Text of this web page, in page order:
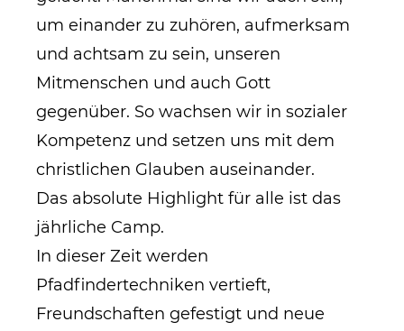
um einander zu zuhören, aufmerksam
und achtsam zu sein, unseren
Mitmenschen und auch Gott
gegenüber. So wachsen wir in sozialer
Kompetenz und setzen uns mit dem
christlichen Glauben auseinander.
Das absolute Highlight für alle ist das
jährliche Camp.
In dieser Zeit werden
Pfadfindertechniken vertieft,
Freundschaften gefestigt und neue